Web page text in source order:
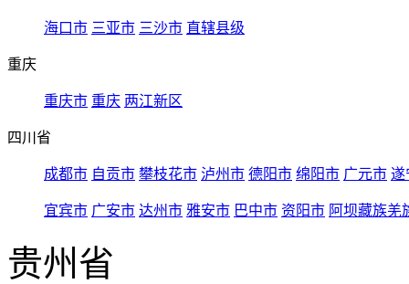
海口市 三亚市 三沙市 直辖县级
重庆
重庆市 重庆 两江新区
四川省
成都市 自贡市 攀枝花市 泸州市 德阳市 绵阳市 广元市 遂
宜宾市 广安市 达州市 雅安市 巴中市 资阳市 阿坝藏族羌
贵州省